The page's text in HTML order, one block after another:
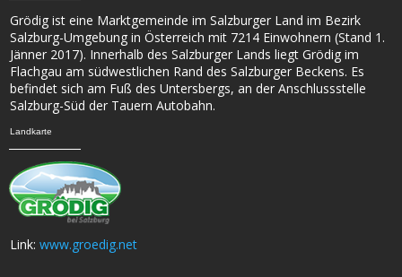
Grödig ist eine Marktgemeinde im Salzburger Land im Bezirk
Salzburg-Umgebung in Österreich mit 7214 Einwohnern (Stand 1.
Jänner 2017). Innerhalb des Salzburger Lands liegt Grödig im
Flachgau am südwestlichen Rand des Salzburger Beckens. Es
befindet sich am Fuß des Untersbergs, an der Anschlussstelle
Salzburg-Süd der Tauern Autobahn.
Landkarte
Link: www.groedig.net